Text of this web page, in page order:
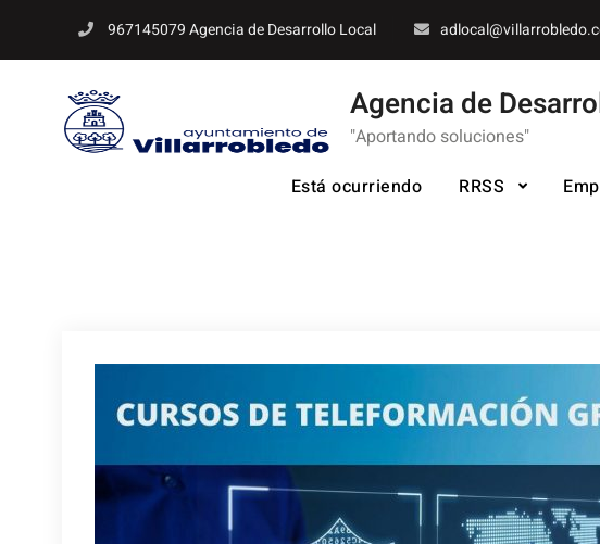
967145079 Agencia de Desarrollo Local
Agencia de
"Aportando soluciones"
Está ocurriendo
RRSS